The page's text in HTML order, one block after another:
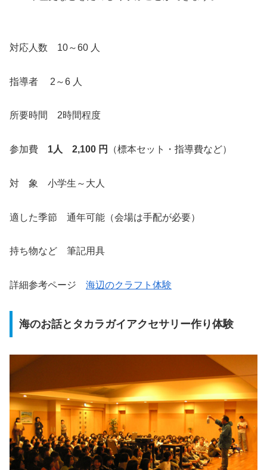
対応人数 10～60 人
指導者 2～6 人
所要時間 2時間程度
参加費 1人 2,100 円 （標本セット・指導費など）
対 象 小学生～大人
適した季節 通年可能（会場は手配が必要）
持ち物など 筆記用具
詳細参考ページ 海辺のクラフト体験
海のお話とタカラガイアクセサリー作り体験